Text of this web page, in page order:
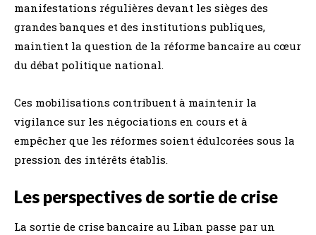
manifestations régulières devant les sièges des
grandes banques et des institutions publiques,
maintient la question de la réforme bancaire au cœur
du débat politique national.
Ces mobilisations contribuent à maintenir la
vigilance sur les négociations en cours et à
empêcher que les réformes soient édulcorées sous la
pression des intérêts établis.
Les perspectives de sortie de crise
La sortie de crise bancaire au Liban passe par un